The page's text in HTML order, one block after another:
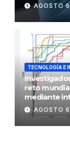
AGOSTO
TECNOLOGÍA E
reto
mediante
AGOSTO